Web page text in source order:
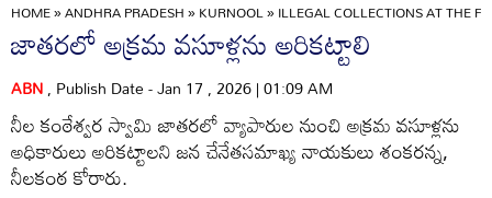
HOME»ANDHRA PRADESH»KURNOOL»ILLEGAL COLLECTIONS AT THE
జాతరలో అక్రమ వసూళ్లను అరికట్టాలి
ABN, Publish Date - Jan 17 , 2026 | 01:09 AM
నీల కంఠేశ్వర స్వామి జాతరలో వ్యాపారుల నుంచి అక్రమ వసూళ్లను
అధికారులు అరికట్టాలని జన చేనేతసమాఖ్య నాయకులు శంకరన్న,
నీలకంఠ కోరారు.